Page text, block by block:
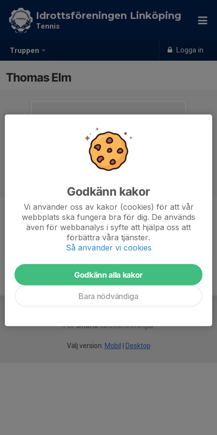
Truppen Logga in
Idrottsföreningen Linköping
Tennis
Thomas Elm
Titel
Sektionsledare
62 år
Försmartaidrottsföreningar
Välj version: Mobil Desktop
Godkänn kakor
Vi använder oss av kakor (cookies) för att vår
webbplats ska fungera bra för dig. De används
även för webbanalys i syfte att hjälpa oss att
förbättra våra tjänster.
Så använder vi cookies
Godkänn alla kakor
Bara nödvändiga